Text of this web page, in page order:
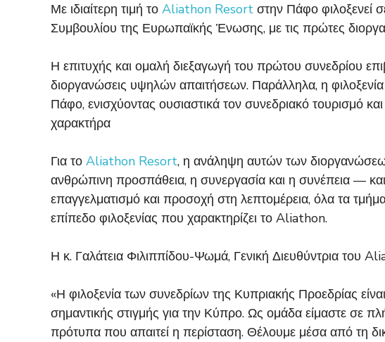
Με ιδιαίτερη τιμή το Aliathon Resort στην Πάφο φιλοξενεί
Συμβουλίου της Ευρωπαϊκής Ένωσης, με τις πρώτες
Η επιτυχής και ομαλή διεξαγωγή του πρώτου συνεδρίου
διοργανώσεις υψηλών απαιτήσεων. Παράλληλα, η
Πάφο, ενισχύοντας ουσιαστικά τον συνεδριακό τουρισμό
χαρακτήρα
Για το Aliathon Resort, η ανάληψη αυτών των
ανθρώπινη προσπάθεια, η συνεργασία και η συνέπεια —
επαγγελματισμό και προσοχή στη λεπτομέρεια, όλα τα
επίπεδο φιλοξενίας που χαρακτηρίζει το Aliathon.
Η κ. Γαλάτεια Φιλιππίδου-Ψωμά, Γενική Διευθύντρια του
«Η φιλοξενία των συνεδρίων της Κυπριακής Προεδρίας
σημαντικής στιγμής για την Κύπρο. Ως ομάδα είμαστε σε
πρότυπα που απαιτεί η περίσταση. Θέλουμε μέσα από τη